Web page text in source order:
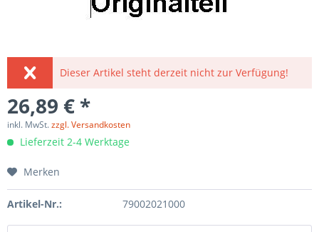
Dieser Artikel steht derzeit nicht zur Verfügung!
26,89 € *
inkl. MwSt.zzgl. Versandkosten
Lieferzeit 2-4 Werktage
Merken
Artikel-Nr.: 79002021000